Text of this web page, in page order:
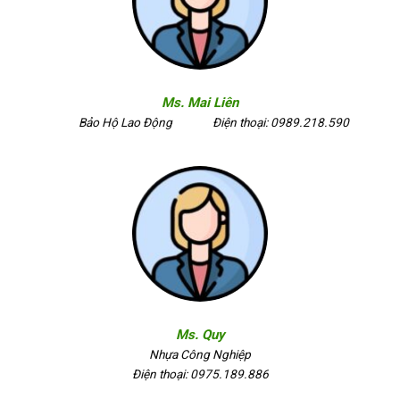
Ms. Mai Liên
Bảo Hộ Lao Động Điện thoại: 0989.218.590
Ms. Quy
Nhựa Công Nghiệp
Điện thoại: 0975.189.886